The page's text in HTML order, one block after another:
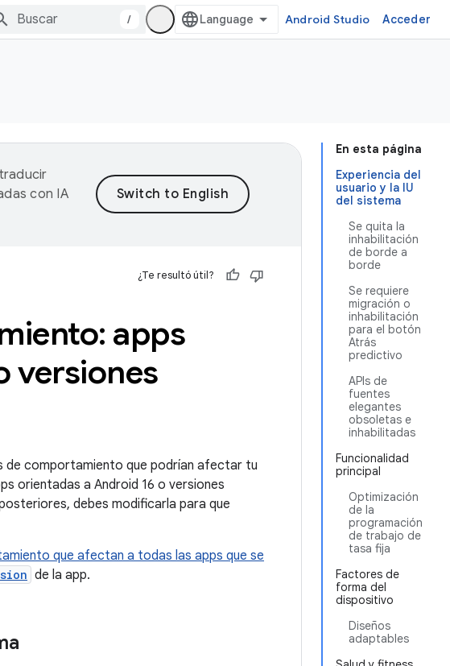
/ Android Studio Acceder
En esta página
Experiencia del
usuario y la IU
del sistema
Se quita la
inhabilitación
de borde a
borde
Se requiere
migración o
inhabilitación
para el botón
Atrás
predictivo
APIs de
fuentes
elegantes
obsoletas e
inhabilitadas
Funcionalidad
principal
Optimización
de la
programación
de trabajo de
tasa fija
Factores de
forma del
dispositivo
Diseños
adaptables
con IA
¿Te resultó útil?
apps
versiones
de comportamiento que podrían afectar tu
orientadas a Android 16 o versiones
debes modificarla para que
que afectan a todas las apps que se
de la app.